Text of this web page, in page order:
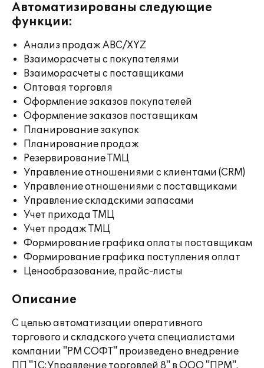
Автоматизированы следующие
функции:
Анализ продаж ABC/XYZ
Взаиморасчеты с покупателями
Взаиморасчеты с поставщиками
Оптовая торговля
Оформление заказов покупателей
Оформление заказов поставщикам
Планирование закупок
Планирование продаж
Резервирование ТМЦ
Управление отношениями с клиентами (CRM)
Управление отношениями с поставщиками
Управление складскими запасами
Учет прихода ТМЦ
Учет продаж ТМЦ
Формирование графика оплаты поставщикам
Формирование графика поступления оплат
Ценообразование, прайс-листы
Описание
С целью автоматизации оперативного
торгового и складского учета специалистами
компании "РМ СОФТ" произведено внедрение
ПП "1С:Управление торговлей 8" в ООО "ПРМ".